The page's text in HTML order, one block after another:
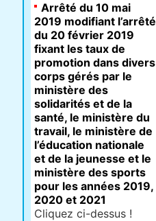
Arrêté du 10 mai
2019 modifiant l’arrêté
du 20 février 2019
fixant les taux de
promotion dans divers
corps gérés par le
ministère des
solidarités et de la
santé, le ministère du
travail, le ministère de
l’éducation nationale
et de la jeunesse et le
ministère des sports
pour les années 2019,
2020 et 2021
Cliquez ci-dessus !